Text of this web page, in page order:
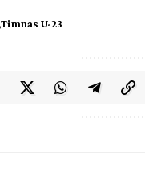
Timnas U-23